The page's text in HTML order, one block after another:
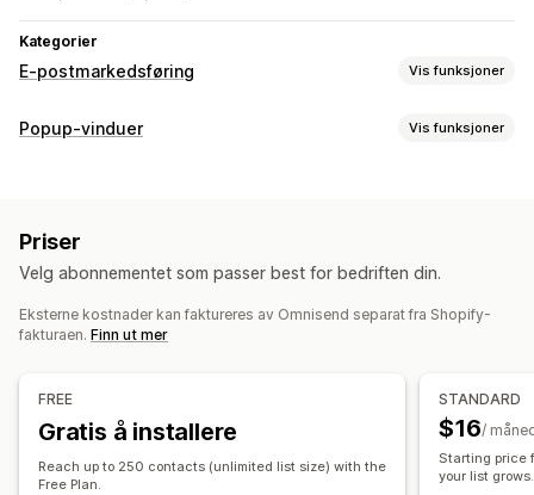
Kategorier
E-postmarkedsføring Vis funksjoner
Kampanjetyper
E-postmeldinger for kryssalg
E-postmeldinger om handlekurven
E-postmeldinger i kassen Utgangsintensjon
Forlatt handlekurv
E-poster om tilbake på lager
E-poster for winback
Produktanbefalinger DRIP-kampanjer
Abonnementer
Produktanmeldelser Egendefinerte kampanjer
Popup-vinduer Vis funksjoner
Skjemaer
Redigeringsverktøy Maler
Egendefinert kode
Automasjoner
Målretting
Rapportering Analyse A/B-testing Sporing
Priser
Velg abonnementet som passer best for bedriften din.
Eksterne kostnader kan faktureres av Omnisend separat fra Shopify-
fakturaen. Finn ut mer
FREE
Gratis å installere
Reach up to 250 contacts (unlimited list size) with the
Free Plan.
STANDARD
$16/
Starting price
your list